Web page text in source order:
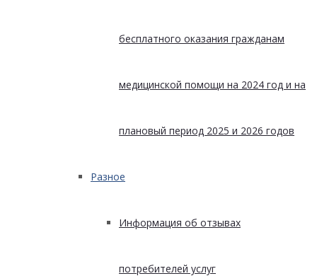
бесплатного оказания гражданам
медицинской помощи на 2024 год и на
плановый период 2025 и 2026 годов
Разное
Информация об отзывах
потребителей услуг